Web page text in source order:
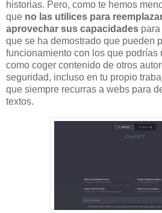
historias. Pero, como te hemos
que no las utilices para
aprovechar sus capacidades
que se ha demostrado que pueden
funcionamiento con los que podrías
como coger contenido de otros
seguridad, incluso en tu propio
que siempre recurras a webs para
textos.